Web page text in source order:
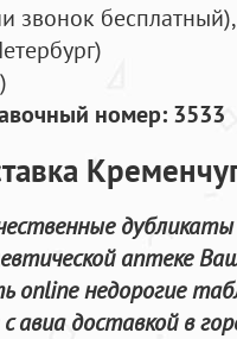
звонок бесплатный),
номер: 3533
аптеке
online недорогие
авиа доставкой в